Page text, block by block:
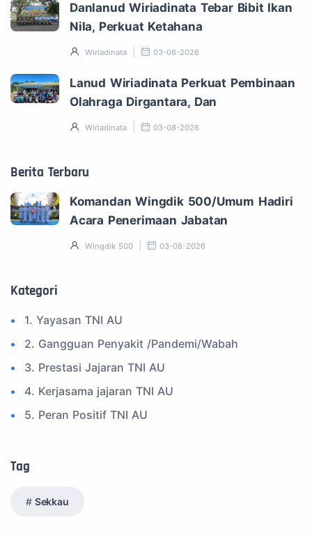
Danlanud Wiriadinata Tebar Bibit Ikan
Nila, Perkuat Ketahana
Wiriadinata 03-08-2026
Lanud Wiriadinata Perkuat Pembinaan
Olahraga Dirgantara, Dan
Wiriadinata 03-08-2026
Berita Terbaru
Komandan Wingdik 500/Umum Hadiri
Acara Penerimaan Jabatan
Wingdik 500 03-08-2026
Kategori
1. Yayasan TNI AU
2. Gangguan Penyakit /Pandemi/Wabah
3. Prestasi Jajaran TNI AU
4. Kerjasama jajaran TNI AU
5. Peran Positif TNI AU
7. Spam Bukan Berita TNI
9. Tni au
Tag
Sekkau